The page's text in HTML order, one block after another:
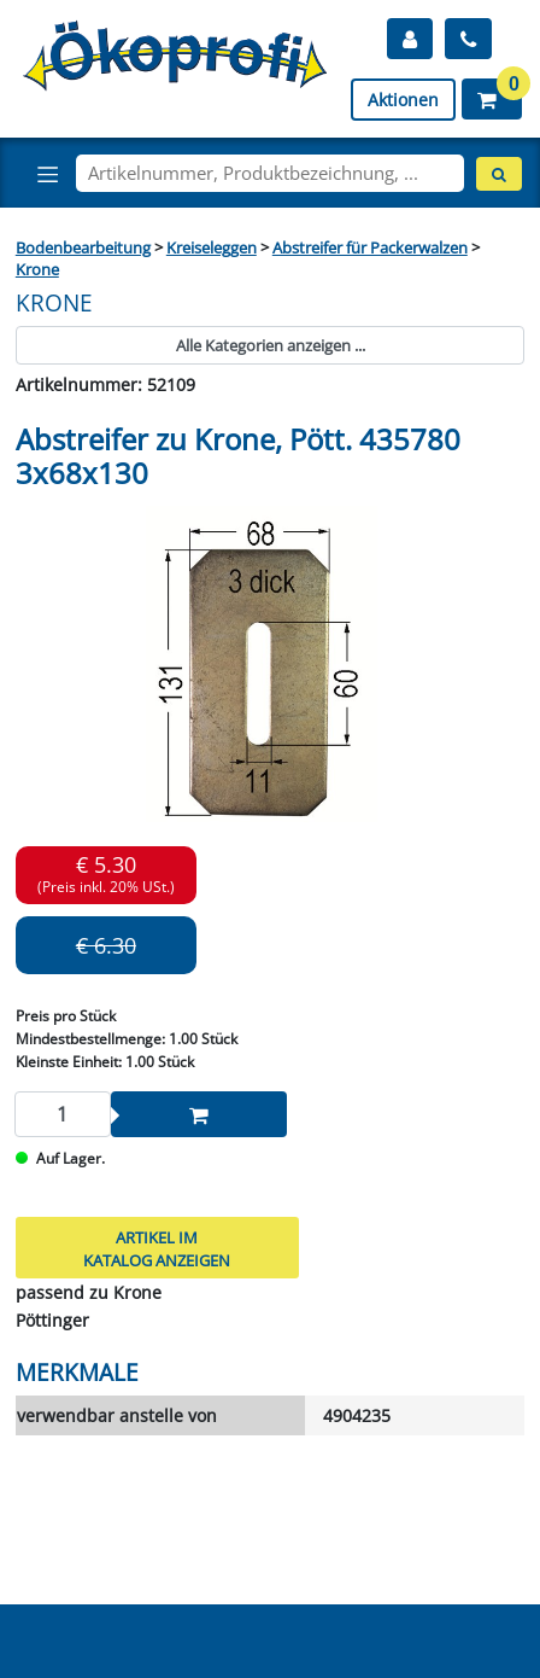
Aktionen
0
Bodenbearbeitung>Kreiseleggen>Abstreifer für Packerwalzen>
Krone
KRONE
Alle Kategorien anzeigen ...
Artikelnummer: 52109
Abstreifer zu Krone, Pött. 435780
3x68x130
€ 5.30
(Preis inkl. 20% USt.)
€ 6.30
Preis pro Stück
Mindestbestellmenge: 1.00 Stück
Kleinste Einheit:1.00 Stück
Auf Lager.
ARTIKEL IM
KATALOG ANZEIGEN
passend zu Krone
Pöttinger
MERKMALE
verwendbar anstelle von 4904235